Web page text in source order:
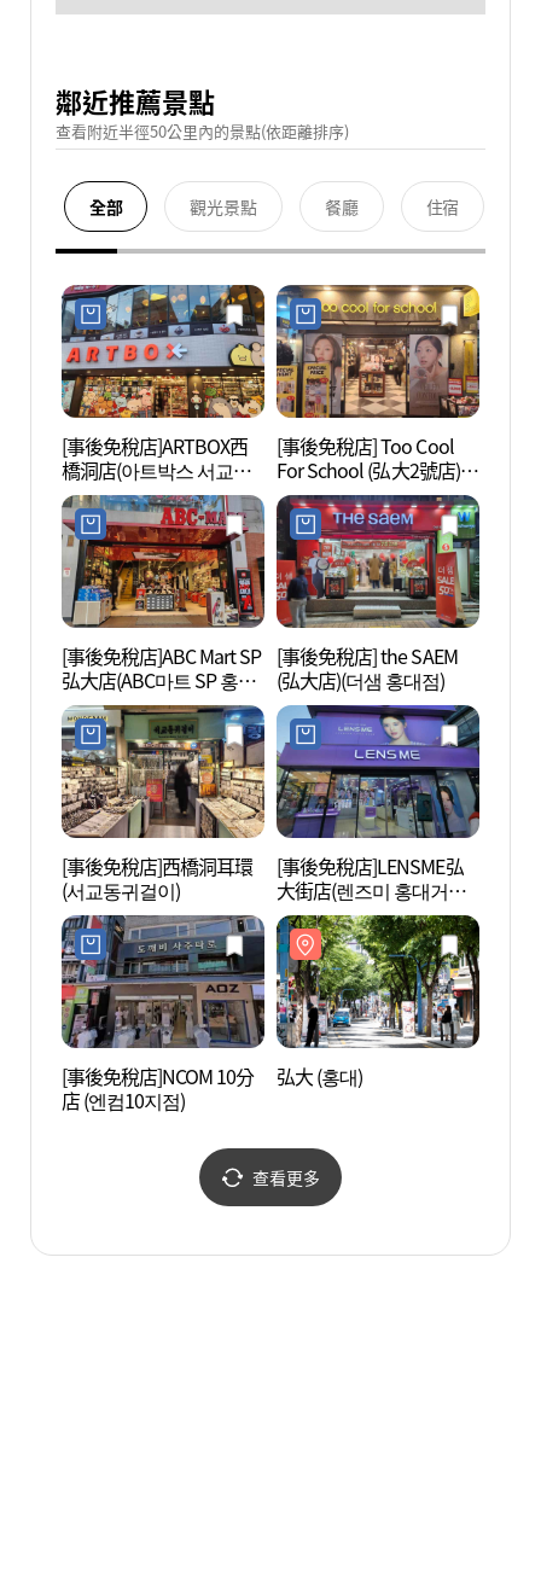
鄰近推薦景點
查看附近半徑50公里內的景點(依距離排序)
全部 觀光景點 餐廳 住宿
[事後免稅店]ARTBOX西
橋洞店(아트박스 서교동
점)
[事後免稅店] Too Cool
For School (弘大2號店)
(투쿨포스쿨 홍대2호점)
[事後免稅店]ABC Mart SP
弘大店(ABC마트 SP 홍대
점)
[事後免稅店] the SAEM
(弘大店)(더샘 홍대점)
[事後免稅店]西橋洞耳環
(서교동귀걸이)
[事後免稅店]LENSME弘
大街店(렌즈미 홍대거리
점)
[事後免稅店]NCOM 10分
店 (엔컴10지점)
弘大 (홍대)
查看更多